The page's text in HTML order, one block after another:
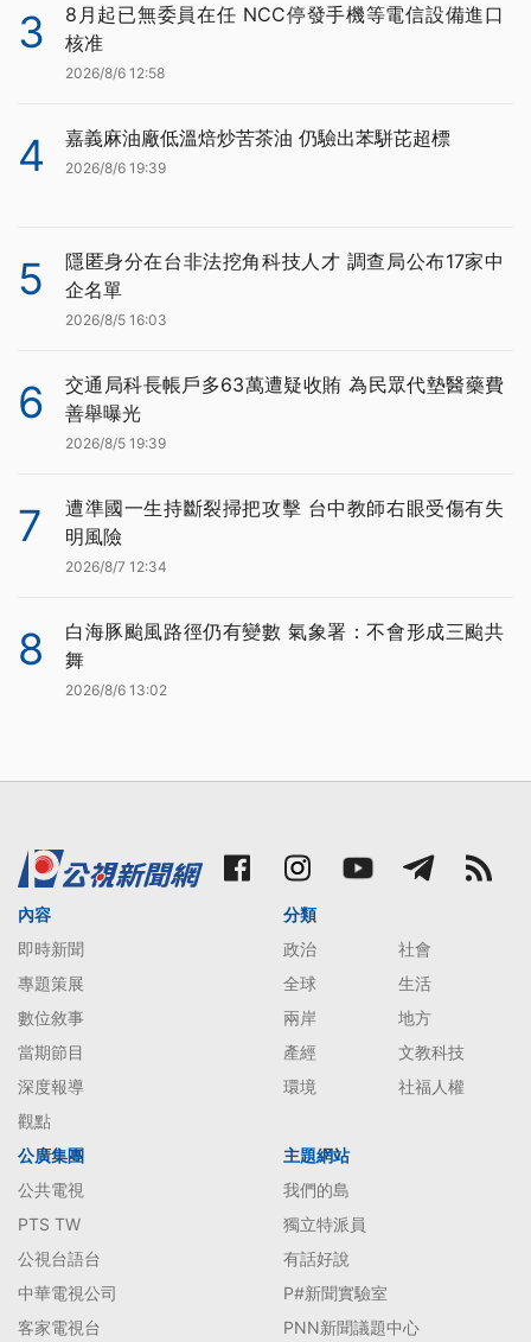
3
8月起已無委員在任 NCC停發手機等電信設備進口
核准
2026/8/6 12:58
4 嘉義麻油廠低溫焙炒苦茶油 仍驗出苯駢芘超標
2026/8/6 19:39
5
隱匿身分在台非法挖角科技人才 調查局公布17家中
企名單
2026/8/5 16:03
6
交通局科長帳戶多63萬遭疑收賄 為民眾代墊醫藥費
善舉曝光
2026/8/5 19:39
7
遭準國一生持斷裂掃把攻擊 台中教師右眼受傷有失
明風險
2026/8/7 12:34
8
白海豚颱風路徑仍有變數 氣象署：不會形成三颱共
舞
2026/8/6 13:02
內容
即時新聞
專題策展
數位敘事
當期節目
深度報導
觀點
分類
政治
社會
全球
生活
兩岸
地方
產經
文教科技
環境
社福人權
公廣集團
公共電視
PTS TW
公視台語台
中華電視公司
客家電視台
主題網站
我們的島
獨立特派員
有話好說
P#新聞實驗室
PNN新聞議題中心